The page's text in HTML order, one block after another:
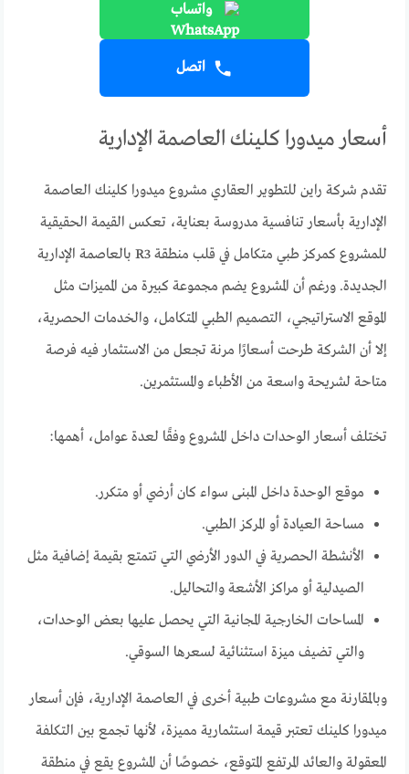
واتساب
اتصل
أسعار ميدورا كلينك العاصمة الإدارية
تقدم شركة راين للتطوير العقاري مشروع ميدورا كلينك العاصمة
الإدارية بأسعار تنافسية مدروسة بعناية، تعكس القيمة الحقيقية
للمشروع كمركز طبي متكامل في قلب منطقة R3 بالعاصمة الإدارية
الجديدة. ورغم أن المشروع يضم مجموعة كبيرة من المميزات مثل
الموقع الاستراتيجي، التصميم الطبي المتكامل، والخدمات الحصرية،
إلا أن الشركة طرحت أسعارًا مرنة تجعل من الاستثمار فيه فرصة
متاحة لشريحة واسعة من الأطباء والمستثمرين.
تختلف أسعار الوحدات داخل المشروع وفقًا لعدة عوامل، أهمها:
موقع الوحدة داخل المبنى سواء كان أرضي أو متكرر.
مساحة العيادة أو المركز الطبي.
الأنشطة الحصرية في الدور الأرضي التي تتمتع بقيمة إضافية مثل
الصيدلية أو مراكز الأشعة والتحاليل.
المساحات الخارجية المجانية التي يحصل عليها بعض الوحدات،
والتي تضيف ميزة استثنائية لسعرها السوقي.
وبالمقارنة مع مشروعات طبية أخرى في العاصمة الإدارية، فإن أسعار
ميدورا كلينك تعتبر قيمة استثمارية مميزة، لأنها تجمع بين التكلفة
المعقولة والعائد المرتفع المتوقع، خصوصًا أن المشروع يقع في منطقة